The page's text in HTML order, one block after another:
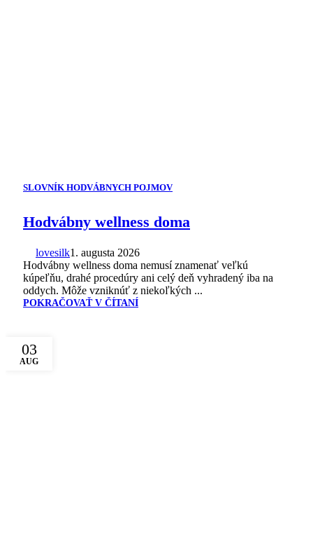
SLOVNÍK HODVÁBNYCH POJMOV
Hodvábny wellness doma
lovesilk1. augusta 2026
Hodvábny wellness doma nemusí znamenať veľkú
kúpeľňu, drahé procedúry ani celý deň vyhradený iba na
oddych. Môže vzniknúť z niekoľkých ...
POKRAČOVAŤ V ČÍTANÍ
03
AUG